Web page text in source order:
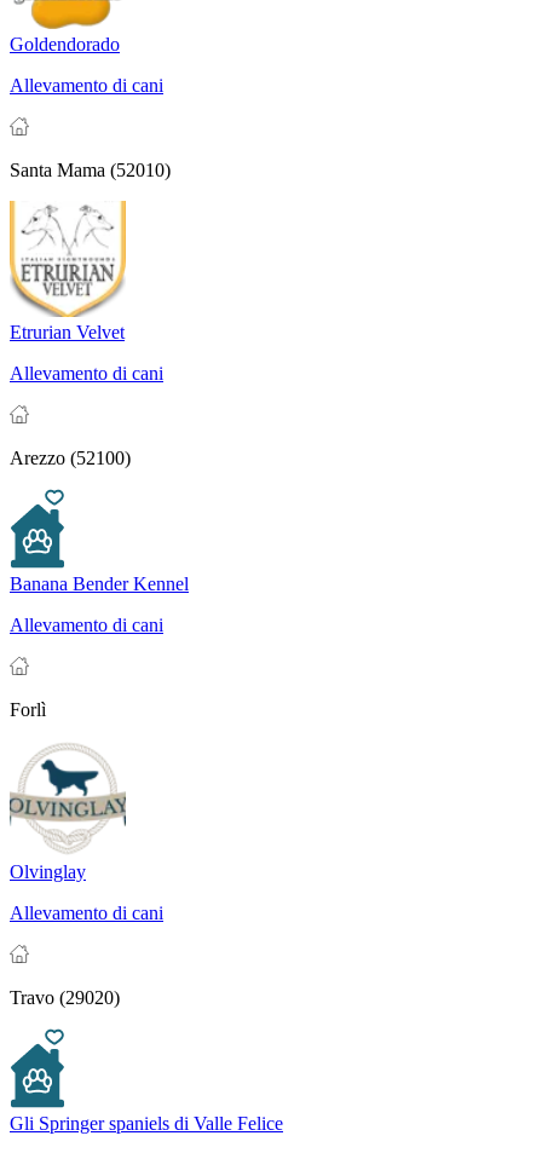
Goldendorado
Allevamento di cani
Santa Mama (52010)
Etrurian Velvet
Allevamento di cani
Arezzo (52100)
Banana Bender Kennel
Allevamento di cani
Forlì
Olvinglay
Allevamento di cani
Travo (29020)
Gli Springer spaniels di Valle Felice